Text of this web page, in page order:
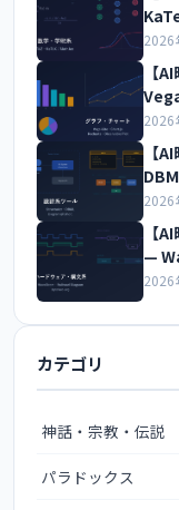
2026
【
2026
【
2026
【
—
2026
カテゴリ
神話・宗教・伝説
パラドックス